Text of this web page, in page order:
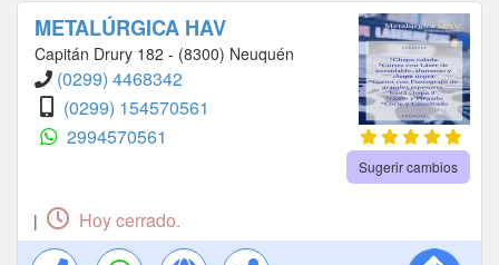
METALÚRGICA HAV
Capitán Drury 182 - (8300) Neuquén
(0299) 4468342
(0299) 154570561
2994570561
Sugerir cambios
| Hoy cerrado.